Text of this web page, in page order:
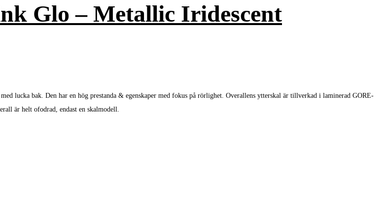
Glo – Metallic Iridescent
lucka bak. Den har en hög prestanda & egenskaper med fokus på rörlighet. Overallens ytterskal är tillverkad i laminerad GORE-
är helt ofodrad, endast en skalmodell.